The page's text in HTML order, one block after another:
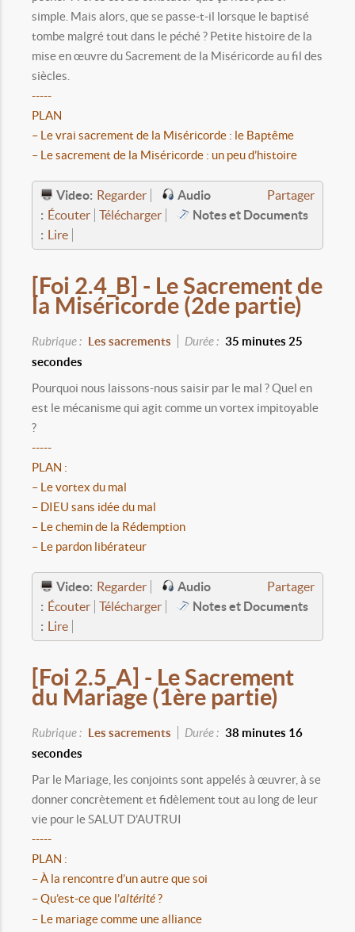
simple. Mais alors, que se passe-t-il lorsque le baptisé
tombe malgré tout dans le péché ? Petite histoire de la
mise en œuvre du Sacrement de la Miséricorde au fil des
siècles.
-----
PLAN
– Le vrai sacrement de la Miséricorde : le Baptême
– Le sacrement de la Miséricorde : un peu d’histoire
Partager
Video: Regarder
Audio
: Écouter Télécharger
Notes et Documents
:
Lire
[Foi 2.4_B] - Le Sacrement de
la Miséricorde (2de partie)
Rubrique : Les sacrements Durée : 35 minutes 25
secondes
Pourquoi nous laissons-nous saisir par le mal ? Quel en
est le mécanisme qui agit comme un vortex impitoyable
?
-----
PLAN :
– Le vortex du mal
– DIEU sans idée du mal
– Le chemin de la Rédemption
– Le pardon libérateur
Partager
Video: Regarder
Audio
: Écouter Télécharger
Notes et Documents
:
Lire
[Foi 2.5_A] - Le Sacrement
du Mariage (1ère partie)
Rubrique : Les sacrements Durée : 38 minutes 16
secondes
Par le Mariage, les conjoints sont appelés à œuvrer, à se
donner concrètement et fidèlement tout au long de leur
vie pour le SALUT D’AUTRUI
-----
PLAN :
– À la rencontre d’un autre que soi
– Qu’est-ce que l’altérité?
– Le mariage comme une alliance